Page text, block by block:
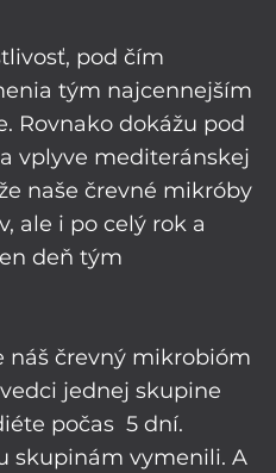
pod čím
tým najcennejším
Rovnako dokážu pod
vplyve mediteránskej
naše črevné mikróby
ale i po celý rok a
deň tým
náš črevný mikrobióm
jednej skupine
počas  5 dní.
skupinám vymenili. A